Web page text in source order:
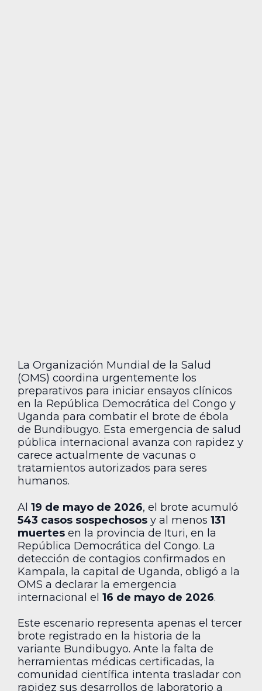
La Organización Mundial de la Salud
(OMS) coordina urgentemente los
preparativos para iniciar ensayos clínicos
en la República Democrática del Congo y
Uganda para combatir el brote de ébola
de Bundibugyo. Esta emergencia de salud
pública internacional avanza con rapidez y
carece actualmente de vacunas o
tratamientos autorizados para seres
humanos.
Al 19 de mayo de 2026, el brote acumuló
543 casos sospechosos y al menos 131
muertes en la provincia de Ituri, en la
República Democrática del Congo. La
detección de contagios confirmados en
Kampala, la capital de Uganda, obligó a la
OMS a declarar la emergencia
internacional el 16 de mayo de 2026.
Este escenario representa apenas el tercer
brote registrado en la historia de la
variante Bundibugyo. Ante la falta de
herramientas médicas certificadas, la
comunidad científica intenta trasladar con
rapidez sus desarrollos de laboratorio a